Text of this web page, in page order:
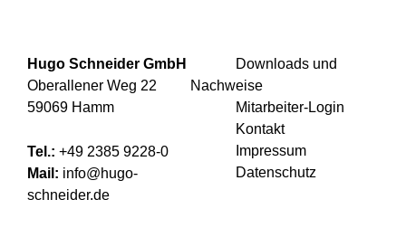
Hugo Schneider GmbH
Oberallener Weg 22
59069 Hamm
Tel.: +49 2385 9228-0
Mail: info@hugo-
schneider.de
Downloads und
Nachweise
Mitarbeiter-Login
Kontakt
Impressum
Datenschutz